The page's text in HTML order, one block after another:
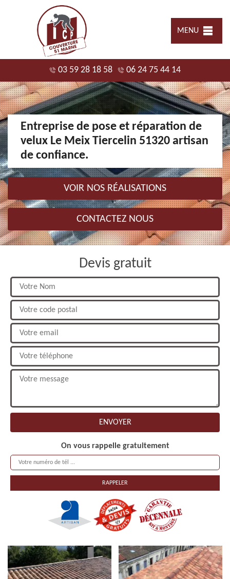
MENU
03 59 28 18 58 06 24 75 44 14
Entreprise de pose et réparation de
velux Le Meix Tiercelin 51320 artisan
de confiance.
VOIR NOS RÉALISATIONS
CONTACTEZ NOUS
Devis gratuit
On vous rappelle gratuitement